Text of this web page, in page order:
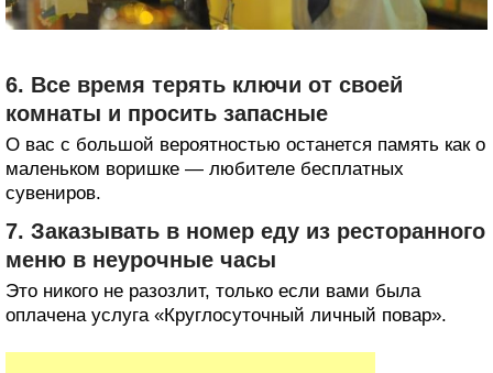
6. Все время терять ключи от своей
комнаты и просить запасные
О вас с большой вероятностью останется память как о
маленьком воришке — любителе бесплатных
сувениров.
7. Заказывать в номер еду из ресторанного
меню в неурочные часы
Это никого не разозлит, только если вами была
оплачена услуга «Круглосуточный личный повар».